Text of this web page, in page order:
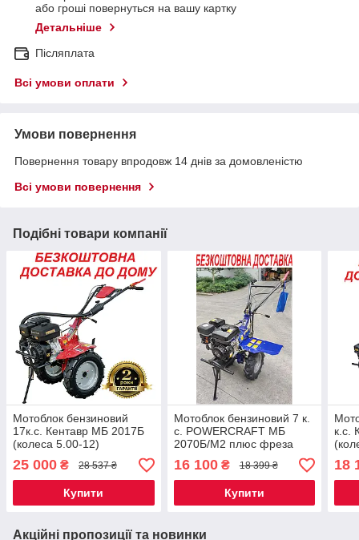
або гроші повернуться на вашу картку
Детальніше
Післяплата
Всі умови оплати
Умови повернення
Повернення товару впродовж 14 днів за домовленістю
Всі умови повернення
Подібні товари компанії
Мотоблок бензиновий
17к.с. Кентавр МБ 2017Б
(колеса 5.00-12)
25 000 ₴ 28 537 ₴
Купити
Мотоблок бензиновий 7 к.
с. POWERCRAFT МБ
2070Б/М2 плюс фреза
16 100₴ 18 399 ₴
Купити
к.с.
18
Акційні пропозиції та новинки